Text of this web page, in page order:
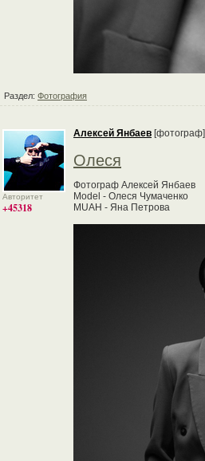
Раздел: Фотография
Авторитет
+45318
Алексей Янбаев [фотограф]
Олеся
Фотограф Алексей Янбаев
Model - Олеся Чумаченко
MUAH - Яна Петрова